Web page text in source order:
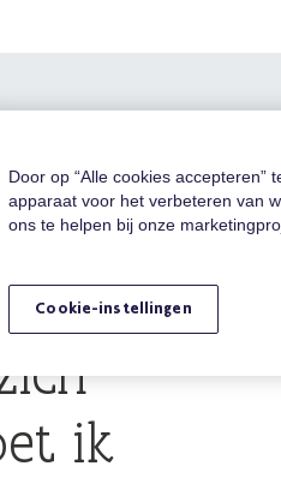
ik
Door op “Alle cookies
apparaat voor het verbeteren van
ons te helpen bij onze
Cookie-instellingen